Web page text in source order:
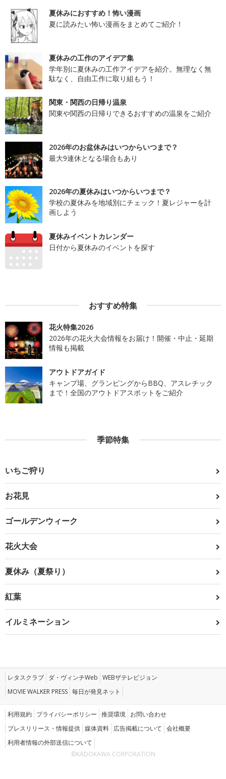
夏休みにおすすめ！怖い漫画
夏に読みたい怖い漫画をまとめてご紹介！
夏休みの工作のアイデア集
学年別に夏休みの工作アイデアを紹介。無理なく無
駄なく、自由工作に取り組もう！
関東・関西の日帰り温泉
関東や関西の日帰りできるおすすめの温泉をご紹介
2026年のお盆休みはいつからいつまで？
最大9連休となる場合もあり
2026年の夏休みはいつからいつまで？
学校の夏休みを地域別にチェック！夏レジャーを計
画しよう
夏休みイベントカレンダー
日付から夏休みのイベントを探す
おすすめ特集
花火特集2026
2026年の花火大会情報をお届け！開催・中止・延期
情報も掲載
アウトドアガイド
キャンプ場、グランピングからBBQ、アスレチック
まで！全国のアウトドアスポットをご紹介
季節特集
いちご狩り
お花見
ゴールデンウィーク
花火大会
夏休み（夏祭り）
紅葉
イルミネーション
レタスクラブ ダ・ヴィンチWeb WEBザテレビジョン
MOVIE WALKER PRESS 毎日が発見ネット
利用規約 プライバシーポリシー 推奨環境 お問い合わせ
プレスリリース・情報提供 媒体資料 広告掲載について 会社概要
利用者情報の外部送信について
©KADOKAWA CORPORATION